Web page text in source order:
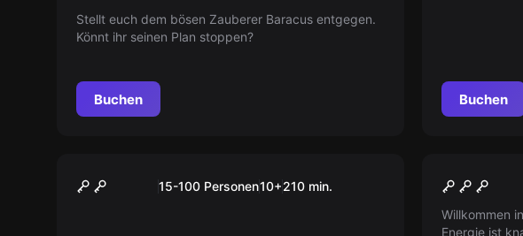
Stellt euch dem bösen Zauberer Baracus entgegen.
Könnt ihr seinen Plan stoppen?
Buchen Buchen
„SCHÜLER“ Tour Stuttgart
15-100 Personen10+210 min. Silo
Willkommen
Energie ist